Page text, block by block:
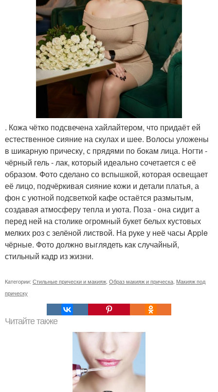
. Кожа чётко подсвечена хайлайтером, что придаёт ей
естественное сияние на скулах и шее. Волосы уложены
в шикарную прическу, с прядями по бокам лица. Ногти -
чёрный гель - лак, который идеально сочетается с её
образом. Фото сделано со вспышкой, которая освещает
её лицо, подчёркивая сияние кожи и детали платья, а
фон с уютной подсветкой кафе остаётся размытым,
создавая атмосферу тепла и уюта. Поза - она сидит а
перед ней на столике огромный букет белых кустовых
мелких роз с зелёной листвой. На руке у неё часы Apple
чёрные. Фото должно выглядеть как случайный,
стильный кадр из жизни.
Категории: Стильные прически и макияж, Образ макияж и прическа, Макияж под
прическу
Читайте также